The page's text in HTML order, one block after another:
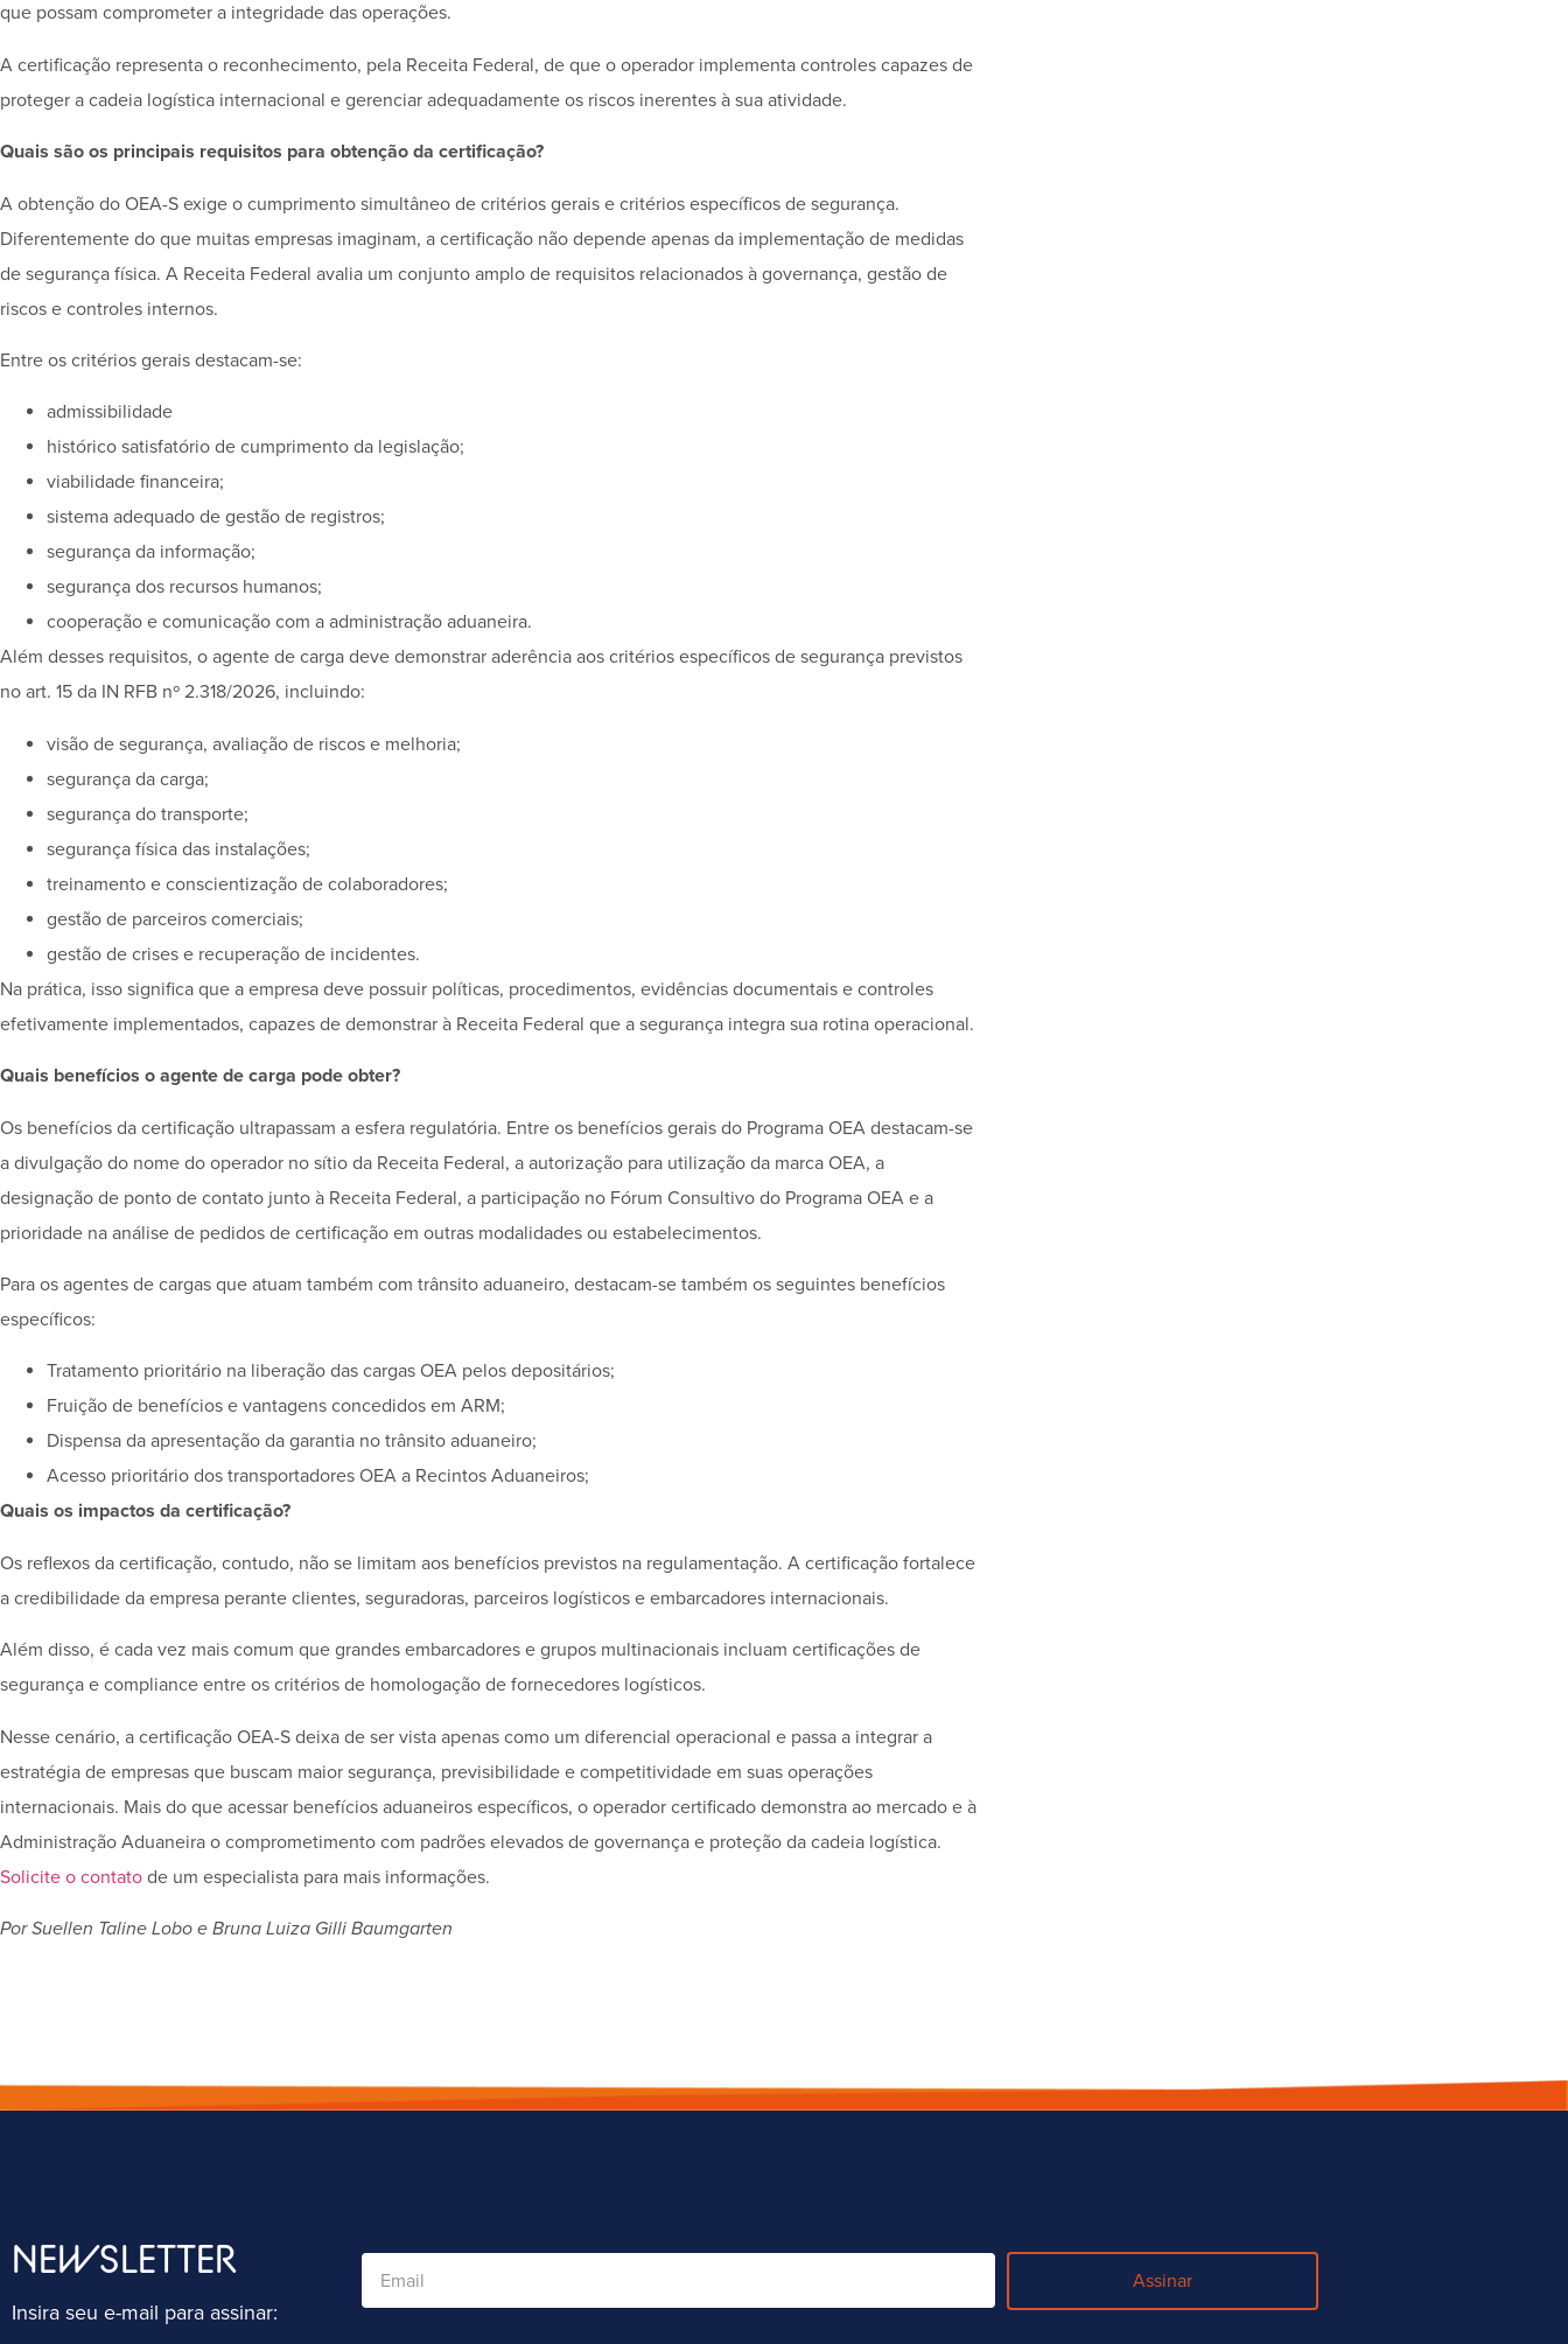
que possam comprometer a integridade das operações.
A certificação representa o reconhecimento, pela Receita Federal, de que o operador implementa controles capazes de
proteger a cadeia logística internacional e gerenciar adequadamente os riscos inerentes à sua atividade.
Quais são os principais requisitos para obtenção da certificação?
A obtenção do OEA-S exige o cumprimento simultâneo de critérios gerais e critérios específicos de segurança.
Diferentemente do que muitas empresas imaginam, a certificação não depende apenas da implementação de medidas
de segurança física. A Receita Federal avalia um conjunto amplo de requisitos relacionados à governança, gestão de
riscos e controles internos.
Entre os critérios gerais destacam-se:
admissibilidade
histórico satisfatório de cumprimento da legislação;
viabilidade financeira;
sistema adequado de gestão de registros;
segurança da informação;
segurança dos recursos humanos;
cooperação e comunicação com a administração aduaneira.
Além desses requisitos, o agente de carga deve demonstrar aderência aos critérios específicos de segurança previstos
no art. 15 da IN RFB nº 2.318/2026, incluindo:
visão de segurança, avaliação de riscos e melhoria;
segurança da carga;
segurança do transporte;
segurança física das instalações;
treinamento e conscientização de colaboradores;
gestão de parceiros comerciais;
gestão de crises e recuperação de incidentes.
Na prática, isso significa que a empresa deve possuir políticas, procedimentos, evidências documentais e controles
efetivamente implementados, capazes de demonstrar à Receita Federal que a segurança integra sua rotina operacional.
Quais benefícios o agente de carga pode obter?
Os benefícios da certificação ultrapassam a esfera regulatória. Entre os benefícios gerais do Programa OEA destacam-se
a divulgação do nome do operador no sítio da Receita Federal, a autorização para utilização da marca OEA, a
designação de ponto de contato junto à Receita Federal, a participação no Fórum Consultivo do Programa OEA e a
prioridade na análise de pedidos de certificação em outras modalidades ou estabelecimentos.
Para os agentes de cargas que atuam também com trânsito aduaneiro, destacam-se também os seguintes benefícios
específicos:
Tratamento prioritário na liberação das cargas OEA pelos depositários;
Fruição de benefícios e vantagens concedidos em ARM;
Dispensa da apresentação da garantia no trânsito aduaneiro;
Acesso prioritário dos transportadores OEA a Recintos Aduaneiros;
Quais os impactos da certificação?
Os reflexos da certificação, contudo, não se limitam aos benefícios previstos na regulamentação. A certificação fortalece
a credibilidade da empresa perante clientes, seguradoras, parceiros logísticos e embarcadores internacionais.
Além disso, é cada vez mais comum que grandes embarcadores e grupos multinacionais incluam certificações de
segurança e compliance entre os critérios de homologação de fornecedores logísticos.
Nesse cenário, a certificação OEA-S deixa de ser vista apenas como um diferencial operacional e passa a integrar a
estratégia de empresas que buscam maior segurança, previsibilidade e competitividade em suas operações
internacionais. Mais do que acessar benefícios aduaneiros específicos, o operador certificado demonstra ao mercado e à
Administração Aduaneira o comprometimento com padrões elevados de governança e proteção da cadeia logística.
Solicite o contato de um especialista para mais informações.
Por Suellen Taline Lobo e Bruna Luiza Gilli Baumgarten
NEWSLETTER
Insira seu e-mail para assinar:
Assinar